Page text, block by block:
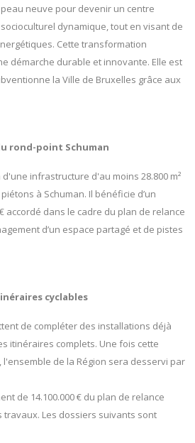
neuve pour devenir un centre
dynamique, tout en visant de
Cette transformation
démarche durable et innovante. Elle est
la Ville de Bruxelles grâce aux
rond-point Schuman
infrastructure d'au moins 28.800 m²
à Schuman. Il bénéficie d’un
accordé dans le cadre du plan de relance
d’un espace partagé et de pistes
cyclables
de compléter des installations déjà
itinéraires complets. Une fois cette
de la Région sera desservi par
de 14.100.000 € du plan de relance
Les dossiers suivants sont